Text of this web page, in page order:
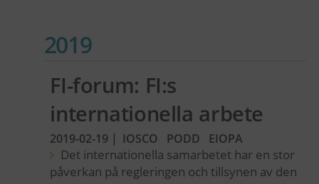
2019
FI-forum: FI:s
internationella arbete
2019-02-19 | IOSCO PODD EIOPA
Det internationella samarbetet har en stor
påverkan på regleringen och tillsynen av den